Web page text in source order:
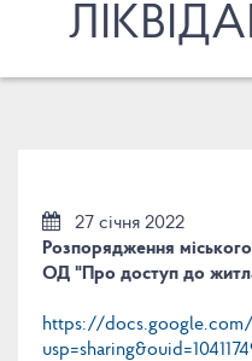
27 січня 2022
Розпорядження
ОД "Про доступ до житла
https://